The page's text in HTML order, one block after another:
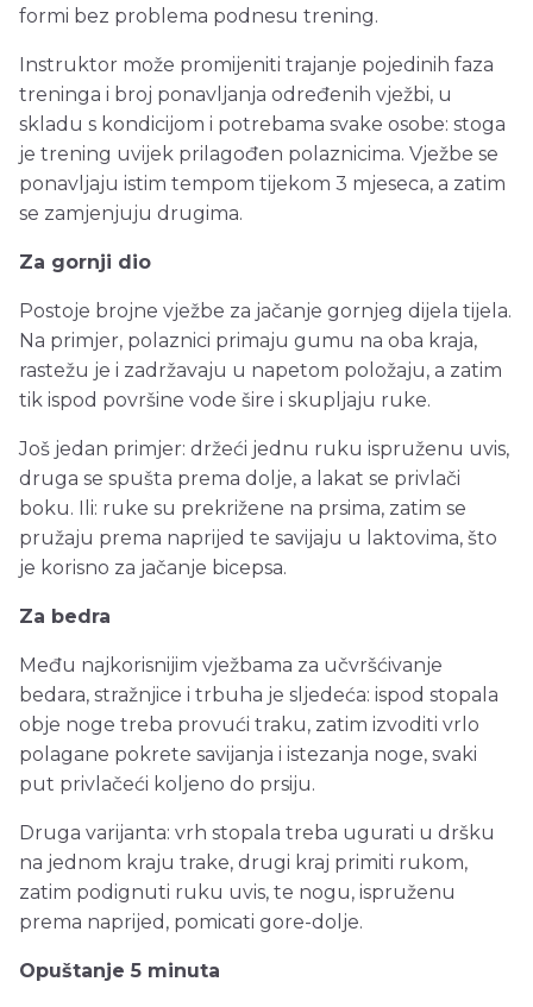
formi bez problema podnesu trening.
Instruktor može promijeniti trajanje pojedinih faza
treninga i broj ponavljanja određenih vježbi, u
skladu s kondicijom i potrebama svake osobe: stoga
je trening uvijek prilagođen polaznicima. Vježbe se
ponavljaju istim tempom tijekom 3 mjeseca, a zatim
se zamjenjuju drugima.
Za gornji dio
Postoje brojne vježbe za jačanje gornjeg dijela tijela.
Na primjer, polaznici primaju gumu na oba kraja,
rastežu je i zadržavaju u napetom položaju, a zatim
tik ispod površine vode šire i skupljaju ruke.
Još jedan primjer: držeći jednu ruku ispruženu uvis,
druga se spušta prema dolje, a lakat se privlači
boku. Ili: ruke su prekrižene na prsima, zatim se
pružaju prema naprijed te savijaju u laktovima, što
je korisno za jačanje bicepsa.
Za bedra
Među najkorisnijim vježbama za učvršćivanje
bedara, stražnjice i trbuha je sljedeća: ispod stopala
obje noge treba provući traku, zatim izvoditi vrlo
polagane pokrete savijanja i istezanja noge, svaki
put privlačeći koljeno do prsiju.
Druga varijanta: vrh stopala treba ugurati u dršku
na jednom kraju trake, drugi kraj primiti rukom,
zatim podignuti ruku uvis, te nogu, ispruženu
prema naprijed, pomicati gore-dolje.
Opuštanje 5 minuta